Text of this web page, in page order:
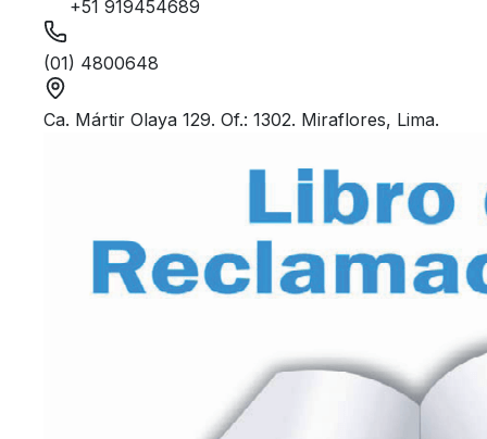
+51 919454689
(01) 4800648
Ca. Mártir Olaya 129. Of.: 1302. Miraflores, Lima.